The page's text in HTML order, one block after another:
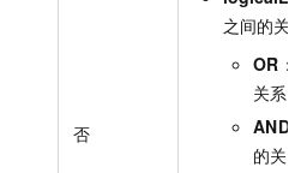
否
之间的关
OR
关系。
AND
的关